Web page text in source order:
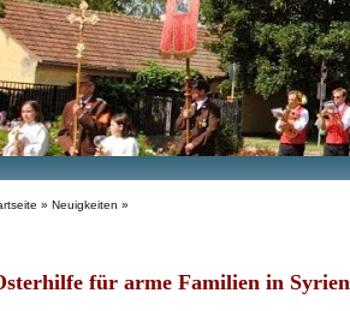
» Neuigkeiten »
für arme Familien in Syrien